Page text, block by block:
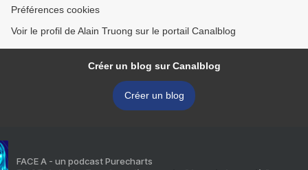
Préférences cookies
Voir le profil de Alain Truong sur le portail Canalblog
Créer un blog sur Canalblog
Créer un blog
FACE A - un podcast Purecharts